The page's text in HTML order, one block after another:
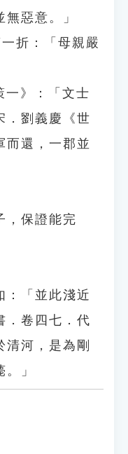
惡意。」
折：「母親嚴
一》：「文士
．劉義慶《世
而還，一郡並
，保證能完
：「並此淺近
．卷四七．代
清河，是為剛
」